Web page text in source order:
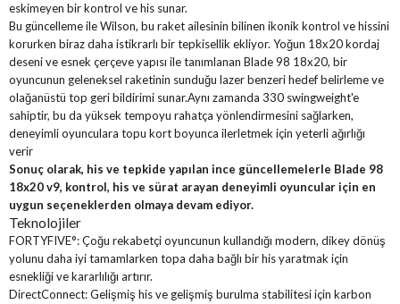
eskimeyen bir kontrol ve his sunar.
Bu güncelleme ile Wilson, bu raket ailesinin bilinen ikonik kontrol ve hissini
korurken biraz daha istikrarlı bir tepkisellik ekliyor. Yoğun 18x20 kordaj
deseni ve esnek çerçeve yapısı ile tanımlanan Blade 98 18x20, bir
oyuncunun geleneksel raketinin sunduğu lazer benzeri hedef belirleme ve
olağanüstü top geri bildirimi sunar.Aynı zamanda 330 swingweight'e
sahiptir, bu da yüksek tempoyu rahatça yönlendirmesini sağlarken,
deneyimli oyunculara topu kort boyunca ilerletmek için yeterli ağırlığı
verir
Sonuç olarak, his ve tepkide yapılan ince güncellemelerle Blade 98
18x20 v9, kontrol, his ve sürat arayan deneyimli oyuncular için en
uygun seçeneklerden olmaya devam ediyor.
Teknolojiler
FORTYFIVE°:Çoğu rekabetçi oyuncunun kullandığı modern, dikey dönüş
yolunu daha iyi tamamlarken topa daha bağlı bir his yaratmak için
esnekliği ve kararlılığı artırır.
DirectConnect:Gelişmiş his ve gelişmiş burulma stabilitesi için karbon